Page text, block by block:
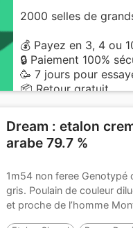
2000 selles de
💰 Payez en 3, 4 ou
🔒 Paiement 100%
🥳 7 jours pour
📦 Retour gratuit
Dream : etalon
arabe 79.7 %
1m54 non feree Genotypé
gris. Poulain de couleur
et proche de l’homme